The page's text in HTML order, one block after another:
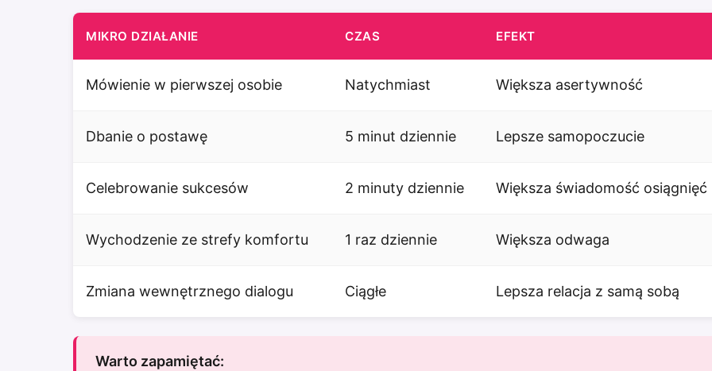
MIKRO DZIAŁANIE CZAS EFEKT
Mówienie w pierwszej osobie Natychmiast Większa asertywność
Dbanie o postawę 5 minut dziennie Lepsze samopoczucie
Celebrowanie sukcesów 2 minuty dziennie Większa świadomość osiągnięć
Wychodzenie ze strefy komfortu 1 raz dziennie Większa odwaga
Zmiana wewnętrznego dialogu Ciągłe Lepsza relacja z samą sobą
Warto zapamiętać: